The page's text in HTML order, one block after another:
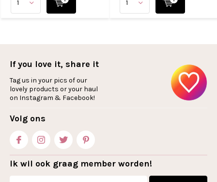
If you love it, share it
Tag us in your pics of our
lovely products or your haul
on Instagram & Facebook!
Volg ons
Ik wil ook graag member worden!